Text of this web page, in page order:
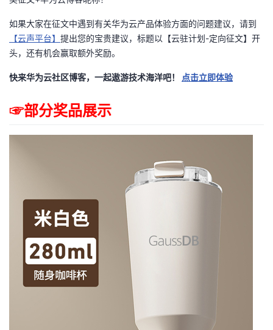
如果大家在征文中遇到有关华为云产品体验方面的问题建议，请到
【云声平台】 提出您的宝贵建议，标题以【云驻计划-定向征文】开
头，还有机会赢取额外奖励。
快来华为云社区博客，一起遨游技术海洋吧！ 点击立即体验
☞部分奖品展示